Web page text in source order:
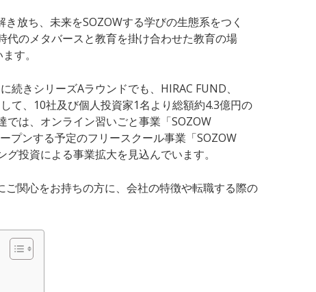
放ち、未来をSOZOWする学びの生態系をつく
代のメタバースと教育を掛け合わせた教育の場
す。
続きシリーズAラウンドでも、HIRAC FUND、
て、10社及び個人投資家1名より総額約4.3億円の
では、オンライン習いごと事業「SOZOW
プンする予定のフリースクール事業「SOZOW
投資による事業拡大を見込んでいます。
ご関心をお持ちの方に、会社の特徴や転職する際の